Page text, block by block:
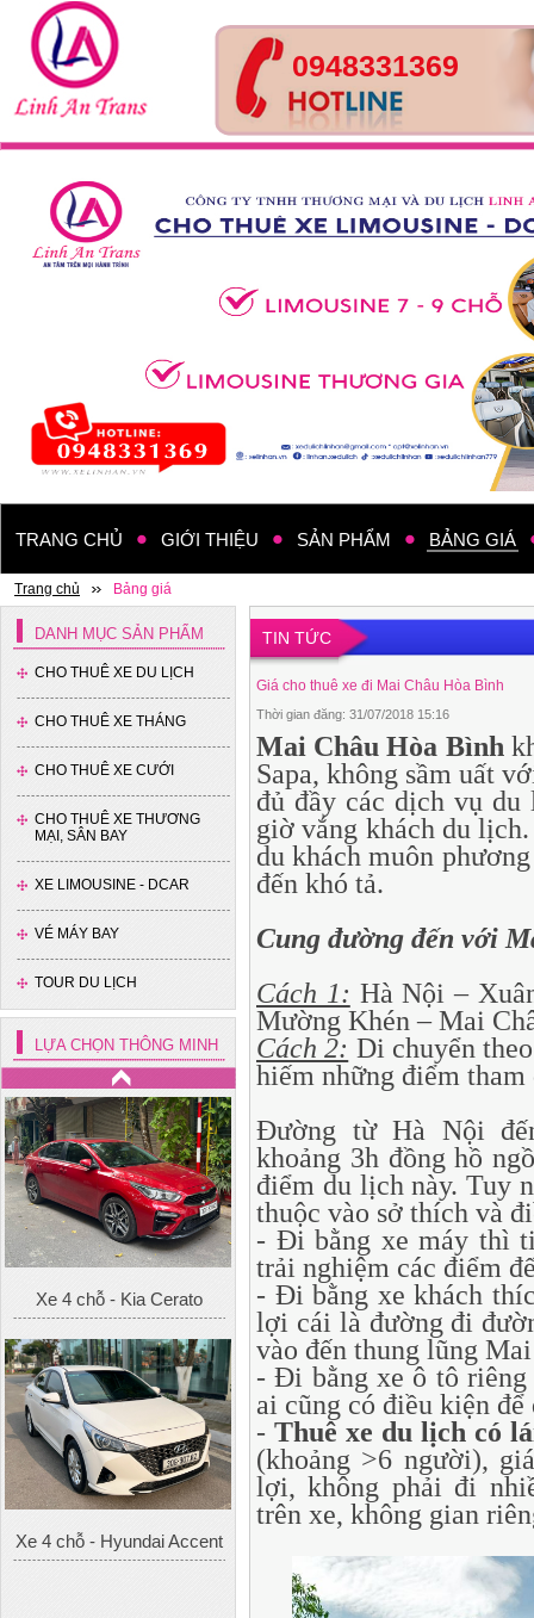
0948331369
TRANG CHỦ GIỚI THIỆU SẢN PHẨM BẢNG GIÁ
Trang chủ Bảng giá
DANH MỤC SẢN PHẨM
CHO THUÊ XE DU LỊCH
CHO THUÊ XE THÁNG
CHO THUÊ XE CƯỚI
CHO THUÊ XE THƯƠNG
MẠI, SÂN BAY
XE LIMOUSINE - DCAR
VÉ MÁY BAY
TOUR DU LỊCH
LỰA CHỌN THÔNG MINH
Xe 4 chỗ - Kia Cerato
Xe 4 chỗ - Hyundai Accent
TIN TỨC
Giá cho thuê xe đi Mai Châu Hòa Bình
Thời gian đăng: 31/07/2018 15:16
Mai Châu Hòa Bình
Sapa, không sầm uất
đủ đầy các dịch vụ
giờ vắng khách du
du khách muôn
đến khó tả.
Cung đường đến với
Cách 1: Hà Nội –
Mường Khén – Mai
Cách 2: Di chuyển
hiếm những điểm
Đường từ Hà Nội
khoảng 3h đồng hồ
điểm du lịch này. Tuy
thuộc vào sở thích và
- Đi bằng xe máy thì
trải nghiệm các điểm
- Đi bằng xe khách
lợi cái là đường đi
vào đến thung lũng
- Đi bằng xe ô tô
ai cũng có điều kiện để
- Thuê xe du lịch có
(khoảng >6 người),
lợi, không phải đi
trên xe, không gian